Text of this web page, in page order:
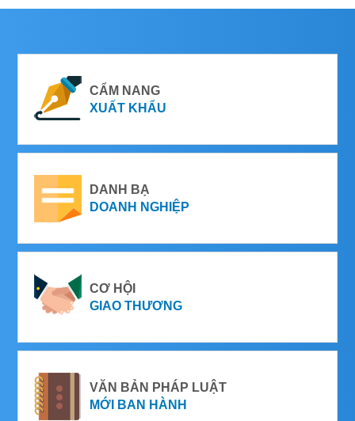
CẨM NANG
XUẤT KHẨU
DANH BẠ
DOANH NGHIỆP
CƠ HỘI
GIAO THƯƠNG
VĂN BẢN PHÁP LUẬT
MỚI BAN HÀNH